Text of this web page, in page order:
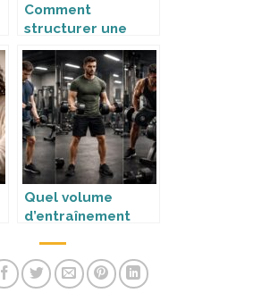
Comment
structurer une
séance de
renforcement
efficace ?
Quel volume
d’entraînement